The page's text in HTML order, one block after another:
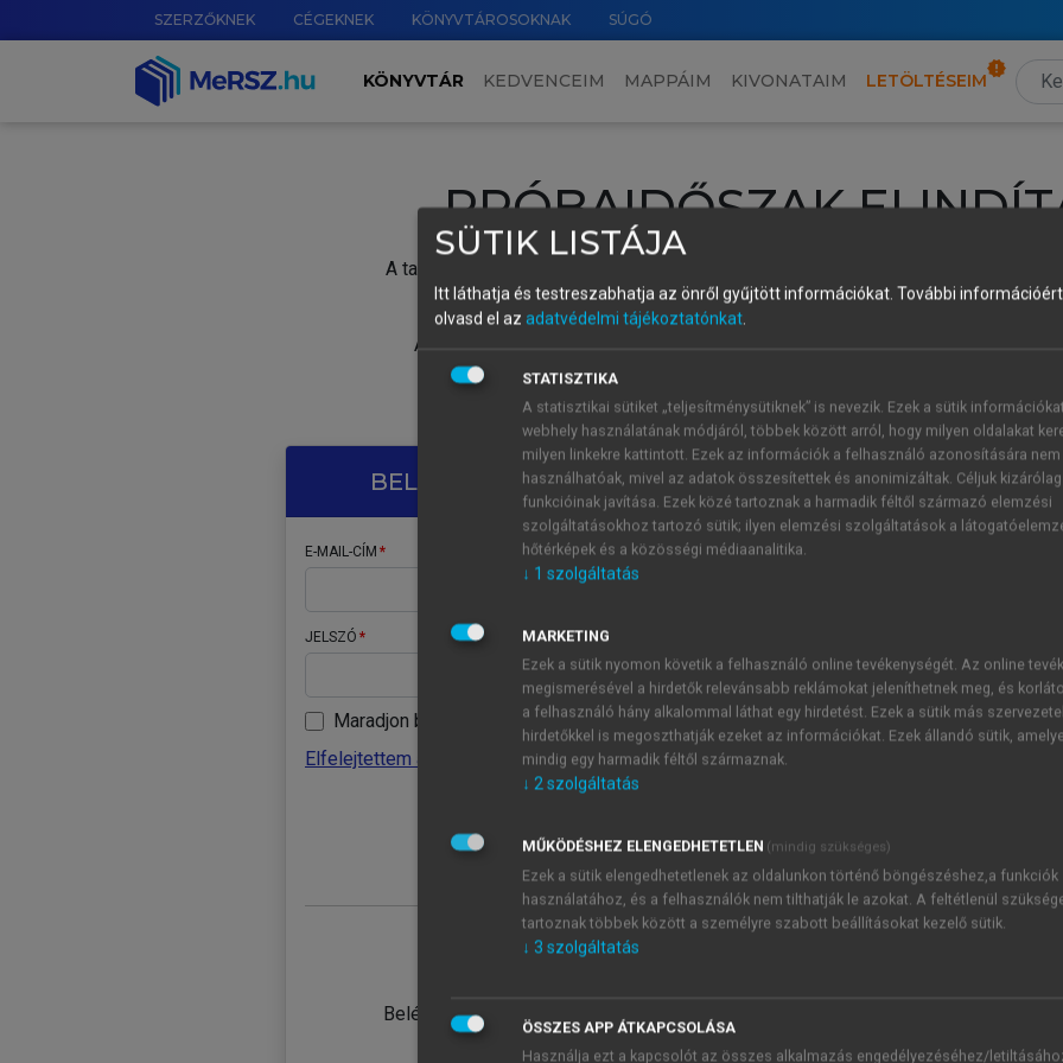
SZERZŐKNEK CÉGEKNEK KÖNYVTÁROSOKNAK SÚGÓ
KÖNYVTÁR KEDVENCEIM MAPPÁIM KIVONATAIM LETÖLTÉSEIM
PRÓBAIDŐSZAK
A tartalom megtekintéséhez lépj be a saját fiókoddal, iskolai azonosítóddal vagy
Új felhasználóként1 óra díjmentes hozzáférésrevagy
A próbaidőszak elindításához,
vagy hozz
A regisztráció után a
BELÉPÉS SAJÁT FIÓKKAL
E-MAIL-CÍM
JELSZÓ
Maradjon belépve
Elfelejtettem a jelszavamat
Belépés intézményi azonosítóval
ÚJ FIÓK
1 óra
JELSZÓ
Kérek értesítést a MeRSZ
Kérek értesítést az
SÜTIK LISTÁJA
Itt láthatja és testreszabhatja az önről gyűjtött információkat. További
olvasd el az adatvédelmi tájékoztatónkat.
STATISZTIKA
A statisztikai sütiket „teljesítménysütiknek” is nevezik. Ezek a sütik
webhely használatának módjáról, többek között arról, hogy milyen oldalakat
milyen linkekre kattintott. Ezek az információk a felhasználó azonosítására nem
használhatóak, mivel az adatok összesítettek és anonimizáltak. Céljuk
funkcióinak javítása. Ezek közé tartoznak a harmadik féltől származó elemzési
szolgáltatásokhoz tartozó sütik; ilyen elemzési szolgáltatások a
hőtérképek és a közösségi médiaanalitika.
↓ 1 szolgáltatás
MARKETING
Ezek a sütik nyomon követik a felhasználó online tevékenységét. Az online
megismerésével a hirdetők relevánsabb reklámokat jeleníthetnek meg, és
a felhasználó hány alkalommal láthat egy hirdetést. Ezek a sütik más
hirdetőkkel is megoszthatják ezeket az információkat. Ezek állandó sütik,
mindig egy harmadik féltől származnak.
↓ 2szolgáltatás
MŰKÖDÉSHEZ ELENGEDHETETLEN (mindig szükséges)
Ezek a sütik elengedhetetlenek az oldalunkon történő böngészéshez,a funkciók
használatához, és a felhasználók nem tilthatják le azokat. A feltétlenül
tartoznak többek között a személyre szabott beállításokat kezelő sütik.
↓ 3 szolgáltatás
ÖSSZES APP ÁTKAPCSOLÁSA
Használja ezt a kapcsolót az összes alkalmazás engedélyezéséhez/